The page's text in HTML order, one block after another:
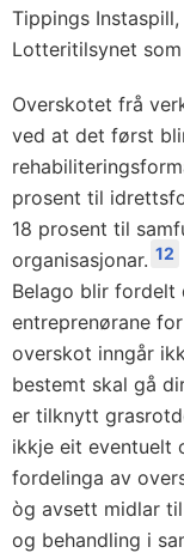
Tippings
Lotteritilsynet
Overskotet frå
ved at det først
prosent til
18 prosent til
organisasjonar. 12
Belago blir fordelt
entreprenørane
overskot inngår
bestemt skal gå
er tilknytt
ikkje eit eventuelt
fordelinga av
òg avsett midlar
og behandling i